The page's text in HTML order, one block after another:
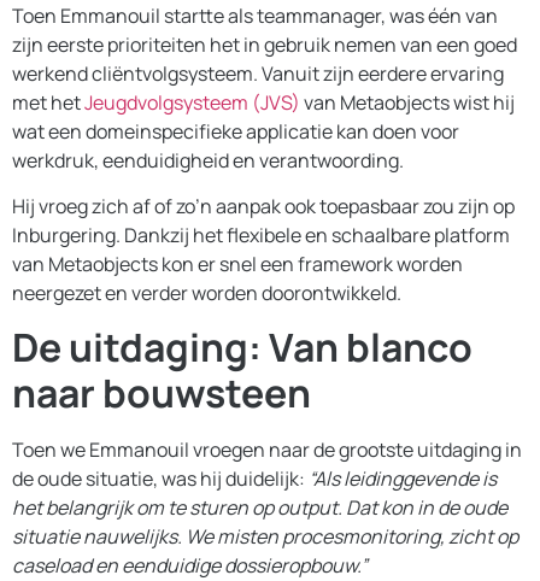
Toen Emmanouil startte als teammanager, was één van
zijn eerste prioriteiten het in gebruik nemen van een goed
werkend cliëntvolgsysteem. Vanuit zijn eerdere ervaring
met hetJeugdvolgsysteem (JVS) van Metaobjects wist hij
wat een domeinspecifieke applicatie kan doen voor
werkdruk, eenduidigheid en verantwoording.
Hij vroeg zich af of zo’n aanpak ook toepasbaar zou zijn op
Inburgering. Dankzij het flexibele en schaalbare platform
van Metaobjects kon er snel een framework worden
neergezet en verder worden doorontwikkeld.
De uitdaging: Van blanco
naar bouwsteen
Toen we Emmanouil vroegen naar de grootste uitdaging in
de oude situatie, was hij duidelijk: “Als leidinggevende is
het belangrijk om te sturen op output. Dat kon in de oude
situatie nauwelijks. We misten procesmonitoring, zicht op
caseload en eenduidige dossieropbouw.”